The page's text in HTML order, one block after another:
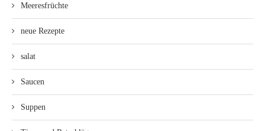
Meeresfrüchte
neue Rezepte
salat
Saucen
Suppen